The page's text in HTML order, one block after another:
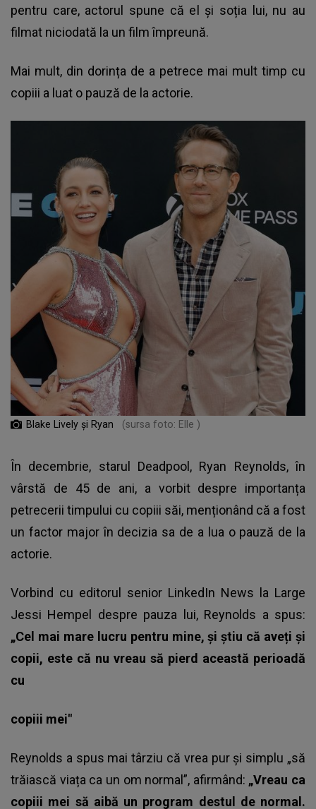
pentru care, actorul spune că el și soția lui, nu au
filmat niciodată la un film împreună.
Mai mult, din dorința de a petrece mai mult timp cu
copiii a luat o pauză de la actorie.
Blake Lively și Ryan (sursa foto: Elle )
În decembrie, starul Deadpool, Ryan Reynolds, în
vârstă de 45 de ani, a vorbit despre importanța
petrecerii timpului cu copiii săi, menționând că a fost
un factor major în decizia sa de a lua o pauză de la
actorie.
Vorbind cu editorul senior LinkedIn News la Large
Jessi Hempel despre pauza lui, Reynolds a spus:
„Cel mai mare lucru pentru mine, și știu că aveți și
copii, este că nu vreau să pierd această perioadă
cu
copiii mei"
Reynolds a spus mai târziu că vrea pur și simplu „să
trăiască viața ca un om normal”, afirmând: „Vreau ca
copiii mei să aibă un program destul de normal.